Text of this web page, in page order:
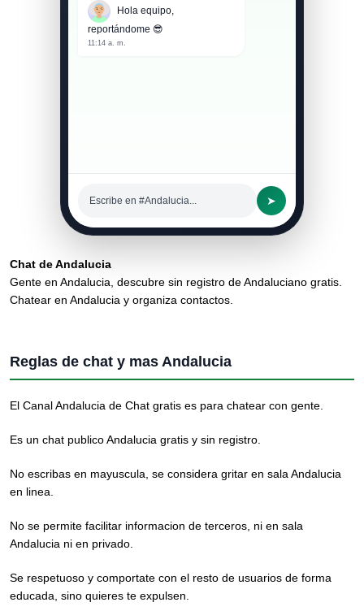
Hola equipo,
reportándome 😎
11:14 a. m.
Escribe en #Andalucia... ➤
Chat de Andalucia
Gente en Andalucia, descubre sin registro de Andaluciano gratis.
Chatear en Andalucia y organiza contactos.
Reglas de chat y mas Andalucia
El Canal Andalucia de Chat gratis es para chatear con gente.
Es un chat publico Andalucia gratis y sin registro.
No escribas en mayuscula, se considera gritar en sala Andalucia
en linea.
No se permite facilitar informacion de terceros, ni en sala
Andalucia ni en privado.
Se respetuoso y comportate con el resto de usuarios de forma
educada, sino quieres te expulsen.